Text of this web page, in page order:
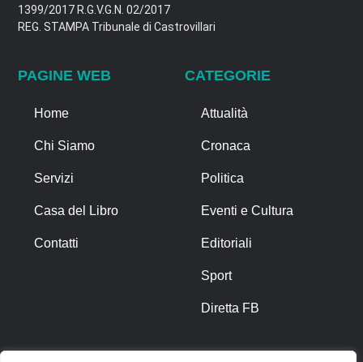
1399/2017 R.G.V.G.N. 02/2017
REG. STAMPA Tribunale di Castrovillari
PAGINE WEB
Home
Chi Siamo
Servizi
Casa del Libro
Contatti
CATEGORIE
Attualità
Cronaca
Politica
Eventi e Cultura
Editoriali
Sport
Diretta FB